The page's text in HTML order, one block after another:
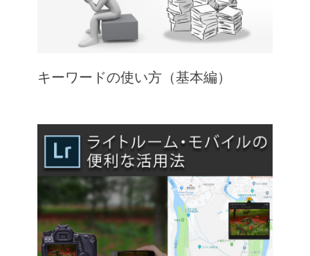
キーワードの使い方（基本編）